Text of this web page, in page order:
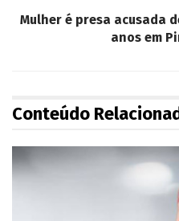
Mulher é presa acusada
anos em
Conteúdo